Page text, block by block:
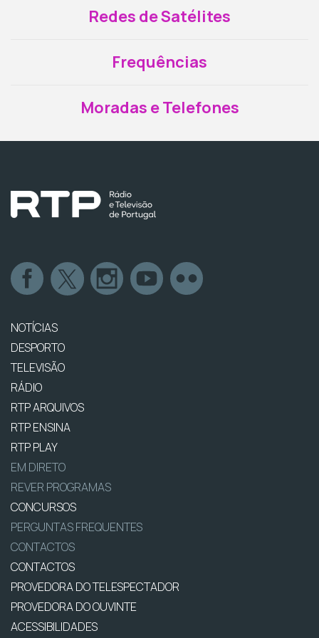
Redes de Satélites
Frequências
Moradas e Telefones
NOTÍCIAS
DESPORTO
TELEVISÃO
RÁDIO
RTP ARQUIVOS
RTP ENSINA
RTP PLAY
EM DIRETO
REVER PROGRAMAS
CONCURSOS
PERGUNTAS FREQUENTES
CONTACTOS
CONTACTOS
PROVEDORA DO TELESPECTADOR
PROVEDORA DO OUVINTE
ACESSIBILIDADES